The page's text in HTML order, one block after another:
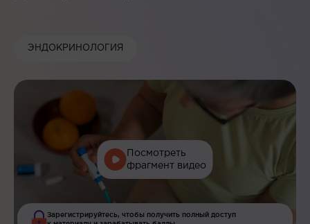
ЭНДОКРИНОЛОГИЯ
Посмотреть
фрагмент видео
Зарегистрируйтесь, чтобы получить полный доступ